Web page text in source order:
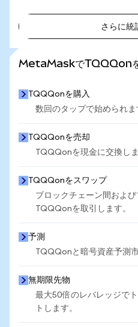
さらに統
MetaMaskでTQQQonを
TQQQonを購入
数回のタップで始められま
TQQQonを売却
TQQQonを現金に交換しま
TQQQonをスワップ
ブロックチェーン間およ
TQQQonを取引します。
予測
TQQQonと暗号資産予測
無期限先物
最大50倍のレバレッジで
トします。